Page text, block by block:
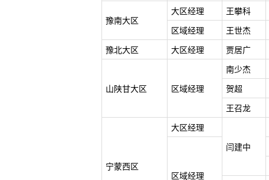
豫南大区
大区经理 王攀科
区域经理
王世杰
豫北大区
大区经理 贾居广
山陕甘大区 区域经理
南少杰
贺超
王召龙
宁蒙西区
大区经理
闫建中
区域经理